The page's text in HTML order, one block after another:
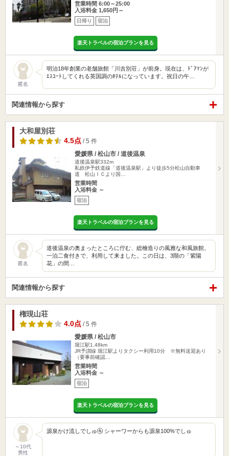
営業時間 6:00～25:00
入浴料金 1,650円～
日帰り 宿泊
楽天トラベルの宿泊プランを見る
匿名
明治18年創業の老舗旅館「川吉別荘」が前身。現在は、ﾄﾞｱﾏﾝが
ｴｽｺｰﾄしてくれる英国調のﾎﾃﾙになっています。祝日の午…
関連情報から探す
大和屋別荘
4.5点 / 5 件
愛媛県 / 松山市 / 道後温泉
道後温泉駅332m
私鉄伊予鉄道線「道後温泉駅」より徒歩5分松山自動車
道 松山ＩＣより国…
営業時間
入浴料金 ～
宿泊
楽天トラベルの宿泊プランを見る
匿名
道後温泉の奥まったところに佇む、総檜造りの風雅な和風旅館。
一泊二食付きで、利用して来ました。この日は、3階の「紫陽
花」の間…
関連情報から探す
権現山荘
4.0点 / 5 件
愛媛県 / 松山市
堀江駅1.48km
JR予讃線 堀江駅よりタクシー利用10分 ※無料送迎あり
（要事前確認…
営業時間
入浴料金 ～
宿泊
楽天トラベルの宿泊プランを見る
～10代
男性
源泉かけ流しでしゅ🚰 シャーワーからも源泉100%でしゅ